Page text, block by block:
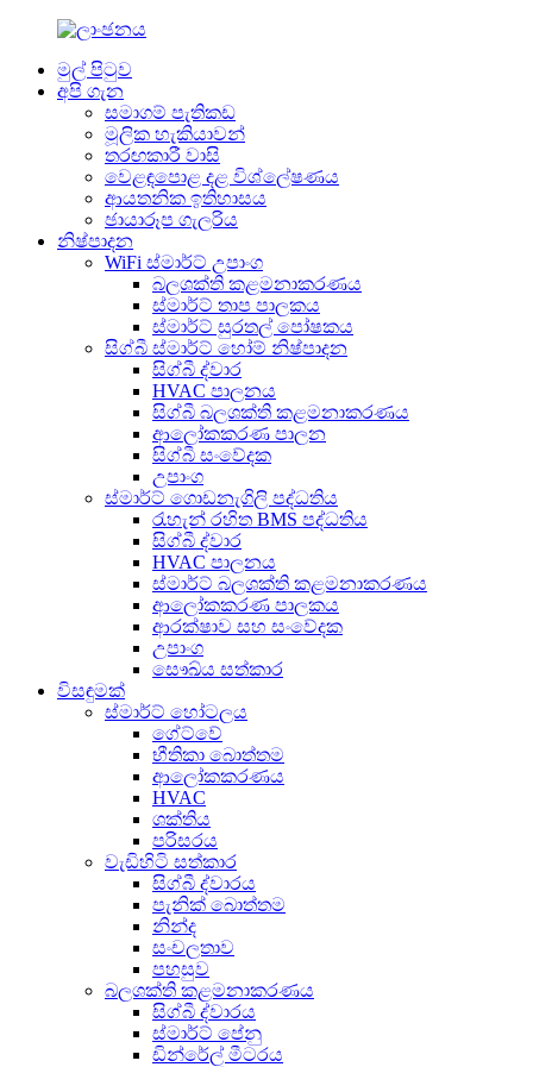
මුල් පිටුව
අපි ගැන
සමාගම් පැතිකඩ
මූලික හැකියාවන්
තරඟකාරී වාසි
වෙළඳපොළ දළ විශ්ලේෂණය
ආයතනික ඉතිහාසය
ඡායාරූප ගැලරිය
නිෂ්පාදන
WiFi ස්මාර්ට් උපාංග
බලශක්ති කළමනාකරණය
ස්මාර්ට් තාප පාලකය
ස්මාර්ට් සුරතල් පෝෂකය
සිග්බී ස්මාර්ට් හෝම් නිෂ්පාදන
සිග්බී ද්වාර
HVAC පාලනය
සිග්බී බලශක්ති කළමනාකරණය
ආලෝකකරණ පාලන
සිග්බී සංවේදක
උපාංග
ස්මාර්ට් ගොඩනැගිලි පද්ධතිය
රැහැන් රහිත BMS පද්ධතිය
සිග්බී ද්වාර
HVAC පාලනය
ස්මාර්ට් බලශක්ති කළමනාකරණය
ආලෝකකරණ පාලකය
ආරක්ෂාව සහ සංවේදක
උපාංග
සෞඛ්ය සත්කාර
විසඳුමක්
ස්මාර්ට් හෝටලය
ගේට්වේ
භීතිකා බොත්තම
ආලෝකකරණය
HVAC
ශක්තිය
පරිසරය
වැඩිහිටි සත්කාර
සිග්බී ද්වාරය
පැනික් බොත්තම
නින්ද
සංචලතාව
පහසුව
බලශක්ති කළමනාකරණය
සිග්බී ද්වාරය
ස්මාර්ට් පේනු
ඩින්රේල් මීටරය